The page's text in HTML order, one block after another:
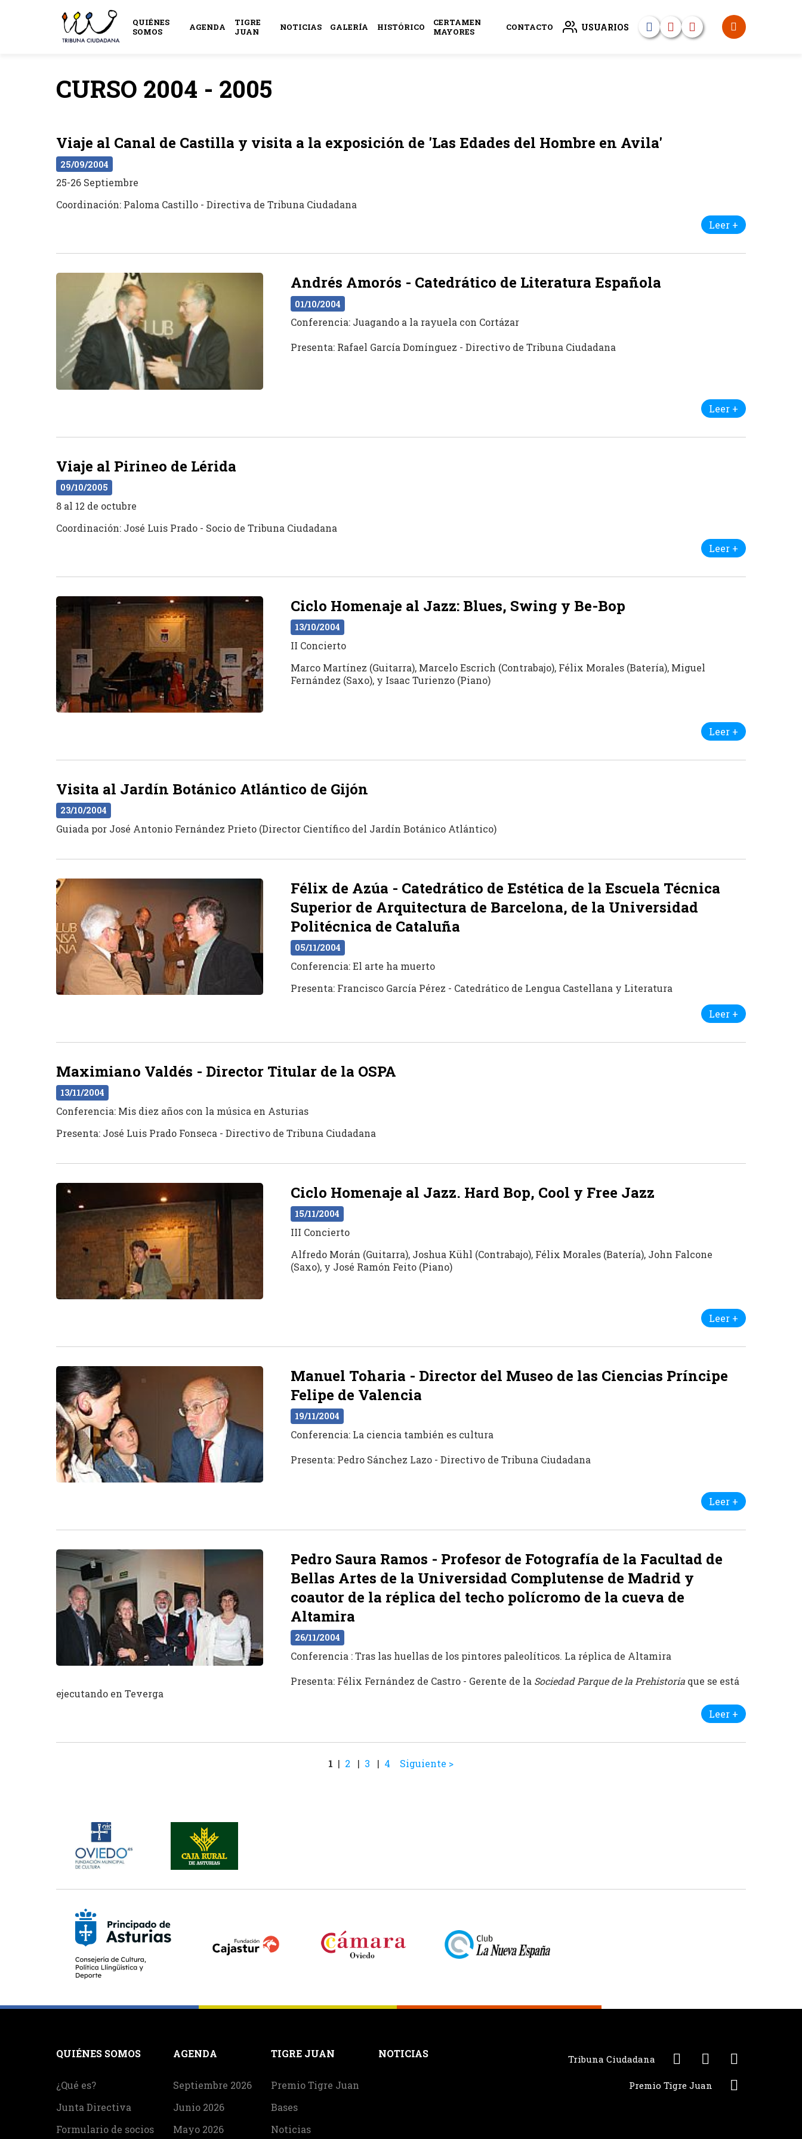
QUIÉNES
SOMOS
AGENDA
TIGRE
JUAN
NOTICIAS GALERÍA HISTÓRICO
CERTAMEN
MAYORES
CONTACTO USUARIOS
CURSO 2004 - 2005
Viaje al Canal de Castilla y visita a la exposición de 'Las Edades del Hombre en Avila'
25/09/2004
25-26 Septiembre
Coordinación: Paloma Castillo - Directiva de Tribuna Ciudadana
Leer +
Andrés Amorós - Catedrático de Literatura Española
01/10/2004
Conferencia: Juagando a la rayuela con Cortázar
Presenta: Rafael García Domínguez - Directivo de Tribuna Ciudadana
Leer +
Viaje al Pirineo de Lérida
09/10/2005
8 al 12 de octubre
Coordinación: José Luis Prado - Socio de Tribuna Ciudadana
Leer +
Ciclo Homenaje al Jazz: Blues, Swing y Be-Bop
13/10/2004
II Concierto
Marco Martínez (Guitarra), Marcelo Escrich (Contrabajo), Félix Morales (Batería), Miguel
Fernández (Saxo), y Isaac Turienzo (Piano)
Leer +
Visita al Jardín Botánico Atlántico de Gijón
23/10/2004
Guiada por José Antonio Fernández Prieto (Director Científico del Jardín Botánico Atlántico)
Félix de Azúa - Catedrático de Estética de la Escuela Técnica
Superior de Arquitectura de Barcelona, de la Universidad
Politécnica de Cataluña
05/11/2004
Conferencia: El arte ha muerto
Presenta: Francisco García Pérez - Catedrático de Lengua Castellana y Literatura
Leer +
Maximiano Valdés - Director Titular de la OSPA
13/11/2004
Conferencia: Mis diez años con la música en Asturias
Presenta: José Luis Prado Fonseca - Directivo de Tribuna Ciudadana
Ciclo Homenaje al Jazz. Hard Bop, Cool y Free Jazz
15/11/2004
III Concierto
Alfredo Morán (Guitarra), Joshua Kühl (Contrabajo), Félix Morales (Batería), John Falcone
(Saxo), y José Ramón Feito (Piano)
Leer +
Manuel Toharia - Director del Museo de las Ciencias Príncipe
Felipe de Valencia
19/11/2004
Conferencia: La ciencia también es cultura
Presenta: Pedro Sánchez Lazo - Directivo de Tribuna Ciudadana
Leer +
Pedro Saura Ramos - Profesor de Fotografía de la Facultad de
Bellas Artes de la Universidad Complutense de Madrid y
coautor de la réplica del techo polícromo de la cueva de
Altamira
26/11/2004
Conferencia : Tras las huellas de los pintores paleolíticos. La réplica de Altamira
Presenta: Félix Fernández de Castro - Gerente de la Sociedad Parque de la Prehistoria que se est
ejecutando en Teverga
Leer +
1 | 2 | 3 | 4 Siguiente >
QUIÉNES SOMOS
¿Qué es?
Junta Directiva
Formulario de socios
AGENDA
Septiembre 2026
Junio 2026
Mayo 2026
TIGRE JUAN
Premio Tigre Juan
Bases
Noticias
NOTICIAS Tribuna Ciudadana
Premio Tigre Juan